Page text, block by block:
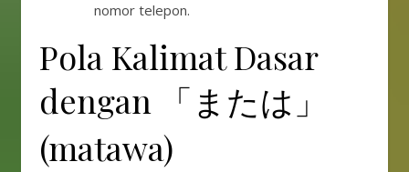
nomor telepon.
Pola Kalimat Dasar
dengan 「または」
(matawa)